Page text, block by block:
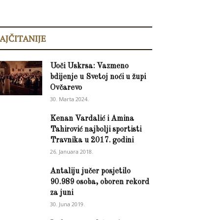
Uoči Uskrsa: Vazmeno
bdijenje u Svetoj noći u župi
Ovčarevo
30. Marta 2024.
Kenan Vardalić i Amina
Tahirović najbolji sportisti
Travnika u 2017. godini
26. Januara 2018.
Antaliju jučer posjetilo
90.989 osoba, oboren rekord
za juni
30. Juna 2019.